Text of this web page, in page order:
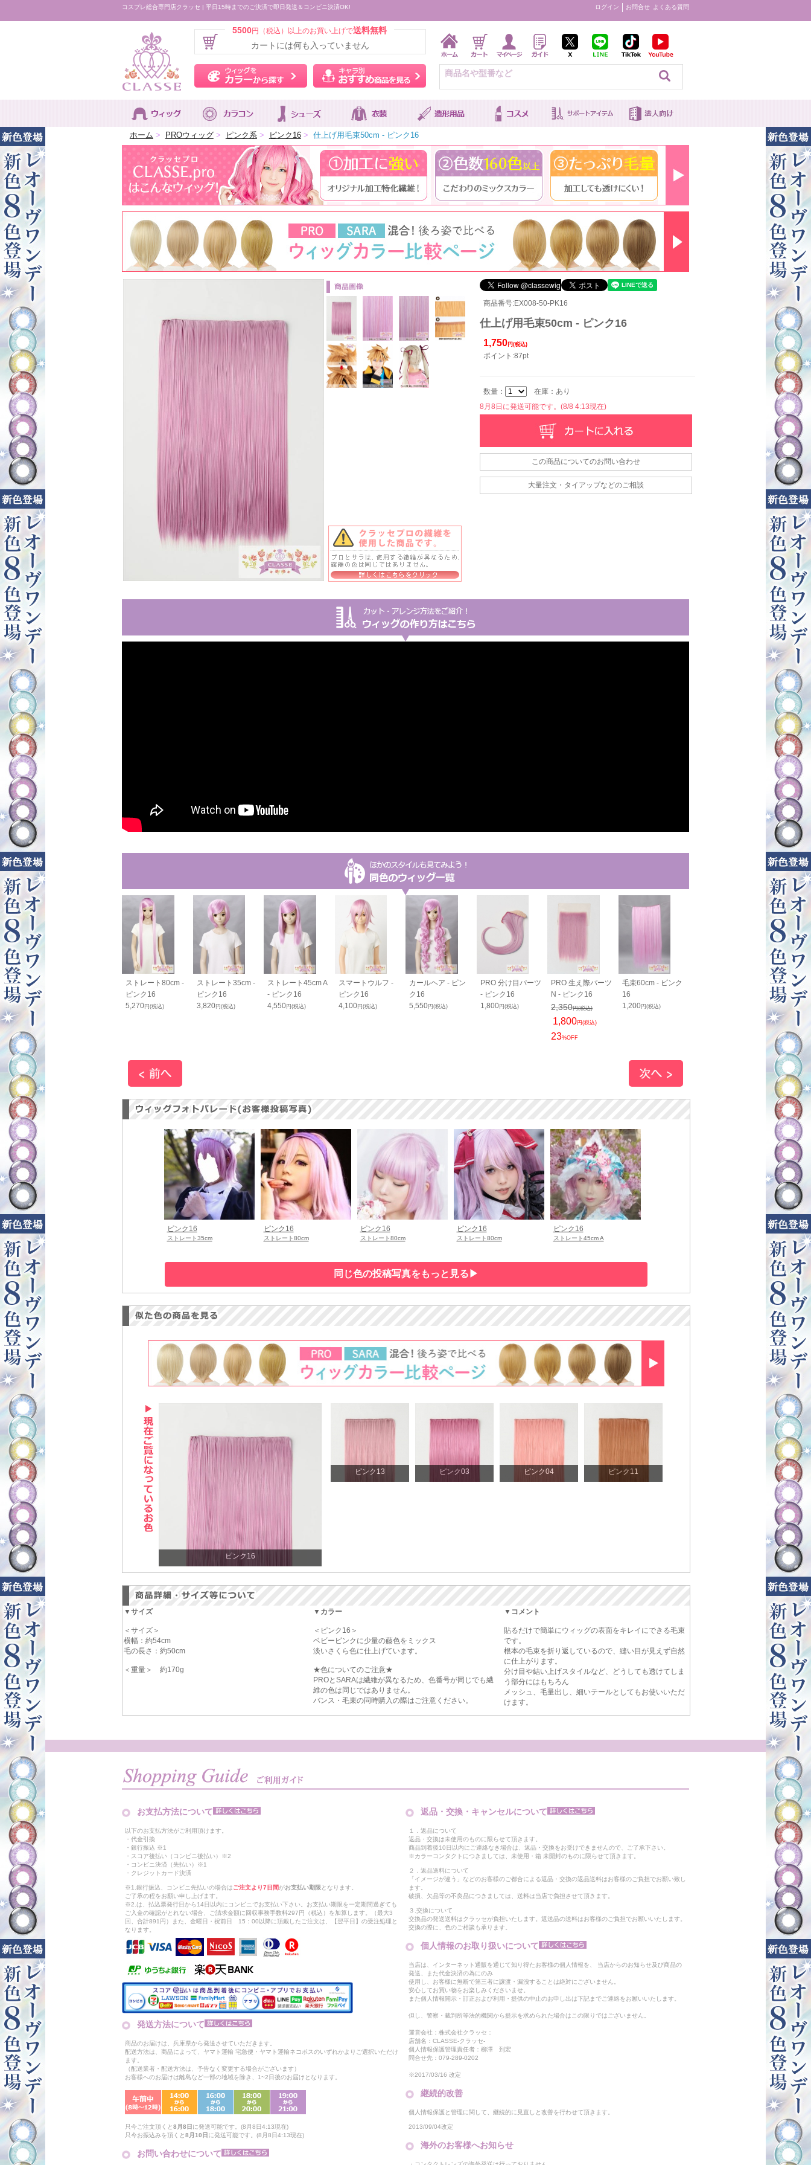
コスプレ総合専門店クラッセ | 平日15時までのご決済で即日発送＆コンビニ決済OK! ログイン お問合せ よくある質問
5500円（税込）以上のお買い上げで送料無料
カートには何も入っていません
ウィッグをカラーから探す キャラ別おすすめ商品を見る
ホーム > PROウィッグ > ピンク系 > ピンク16 > 仕上げ用毛束50cm - ピンク16
商品番号:EX008-50-PK16
仕上げ用毛束50cm - ピンク16
1,750 円(税込)
ポイント:87pt
数量：
在庫：あり
8月8日に発送可能です。(8/8 4:13現在)
この商品についてのお問い合わせ
大量注文・タイアップなどのご相談
ームアップ
- ピンク
円(税込)
ストレート80cm -
ピンク16
5,270円(税込)
ストレート35cm -
ピンク16
3,820円(税込)
ストレート45cm A
- ピンク16
4,550円(税込)
スマートウルフ -
ピンク16
4,100円(税込)
カールヘア - ピン
ク16
5,550円(税込)
PRO 分け目パーツ
- ピンク16
1,800円(税込)
PRO 生え際パーツ
N - ピンク16
2,350円(税込)
1,800円(税込)
23%OFF
毛束60cm - ピンク
16
1,200円(税込)
仕上げ用毛束
- ピンク16
1,750 円(税込)
ピンク16
ストレート35cm
ピンク16
ストレート80cm
ピンク16
ストレート80cm
ピンク16
ストレート80cm
ピンク16
ストレート45cm A
ピンク16
ピンク13 ピンク03 ピンク04 ピンク11
▼サイズ
＜サイズ＞
横幅：約54cm
毛の長さ：約50cm
＜重量＞ 約170g
▼カラー
＜ピンク16＞
ベビーピンクに少量の藤色をミックス
淡いさくら色に仕上げています。
★色についてのご注意★
PROとSARAは繊維が異なるため、色番号が同じでも繊
維の色は同じではありません。
バンス・毛束の同時購入の際はご注意ください。
▼コメント
貼るだけで簡単にウィッグの表面をキレイにできる毛束
です。
根本の毛束を折り返しているので、縫い目が見えず自然
に仕上がります。
分け目や結い上げスタイルなど、どうしても透けてしま
う部分にはもちろん
メッシュ、毛量出し、細いテールとしてもお使いいただ
けます。
お支払方法について
以下のお支払方法がご利用頂けます。
・代金引換
・銀行振込 ※1
・スコア後払い（コンビニ後払い）※2
・コンビニ決済（先払い）※1
・クレジットカード決済
※1.銀行振込、コンビニ先払いの場合はご注文より7日間がお支払い期限 となります。
ご了承の程をお願い申し上げます。
※2.は、払込票発行日から14日以内にコンビニでお支払い下さい。お支払い期限を一定期間過ぎても
ご入金の確認がとれない場合、ご請求金額に回収事務手数料297円（税込）を加算します。（最大3
回、合計891円）また、金曜日・祝前日 15：00以降に頂戴したご注文は、【翌平日】の受注処理と
なります。
発送方法について
商品のお届けは、兵庫県から発送させていただきます。
配送方法は、商品によって、ヤマト運輸 宅急便・ヤマト運輸ネコポスのいずれかよりご選択いただけ
ます。
（配送業者・配送方法は、予告なく変更する場合がございます）
お客様へのお届けは離島など一部の地域を除き、1~2日後のお届けとなります。
只今ご注文頂くと8月8日 に発送可能です。(8月8日4:13現在)
只今お振込みを頂くと8月10日 に発送可能です。(8月8日4:13現在)
お問い合わせについて
返品・交換・キャンセルについて
１．返品について
返品・交換は未使用のものに限らせて頂きます。
商品到着後10日以内にご連絡なき場合は、返品・交換をお受けできませんので、ご了承下さい。
※カラーコンタクトにつきましては、未使用・箱 未開封のものに限らせて頂きます。
２．返品送料について
「イメージが違う」などのお客様のご都合による返品・交換の返品送料はお客様のご負担でお願い致し
ます。
破損、欠品等の不良品につきましては、送料は当店で負担させて頂きます。
３.交換について
交換品の発送送料はクラッセが負担いたします。返送品の送料はお客様のご負担でお願いいたします。
交換の際に、色のご相談も承ります。
個人情報のお取り扱いについて
当店は、インターネット通販を通じて知り得たお客様の個人情報を、 当店からのお知らせ及び商品の
発送、また代金決済の為にのみ
使用し、お客様に無断で第三者に譲渡・漏洩することは絶対にございません。
安心してお買い物をお楽しみくださいませ。
また個人情報開示・訂正および利用・提供の中止のお申し出は下記までご連絡をお願いいたします。
但し、警察・裁判所等法的機関から提示を求められた場合はこの限りではございません。
運営会社：株式会社クラッセ：
店舗名：CLASSE-クラッセ-
個人情報保護管理責任者：柳澤 到宏
問合せ先：079-289-0202
※2017/03/16 改定
継続的改善
個人情報保護と管理に関して、継続的に見直しと改善を行わせて頂きます。
2013/09/04改定
海外のお客様へお知らせ